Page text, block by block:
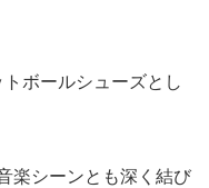
ボールシューズとし
楽シーンとも深く結び